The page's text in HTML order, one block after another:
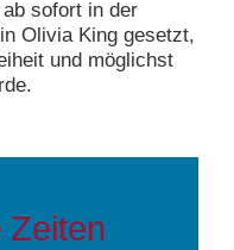
sofort in der
Olivia King gesetzt,
und möglichst
Zeiten